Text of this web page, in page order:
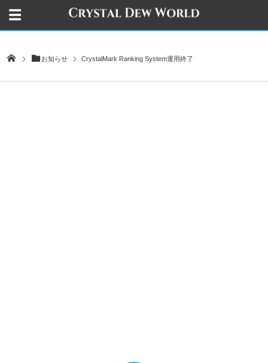
お知らせ CrystalMark Ranking System運用終了